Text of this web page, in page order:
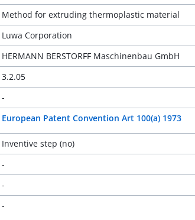
Method for extruding thermoplastic material
Luwa Corporation
HERMANN BERSTORFF Maschinenbau GmbH
3.2.05
-
European Patent Convention Art 100(a) 1973
Inventive step (no)
-
-
-